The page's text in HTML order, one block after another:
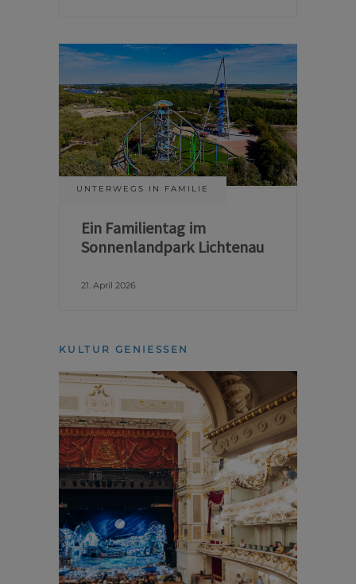
UNTERWEGS IN FAMILIE
Ein Familientag im
Sonnenlandpark Lichtenau
21. April 2026
KULTUR GENIESSEN